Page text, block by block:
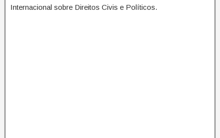
Internacional sobre Direitos Civis e Políticos.